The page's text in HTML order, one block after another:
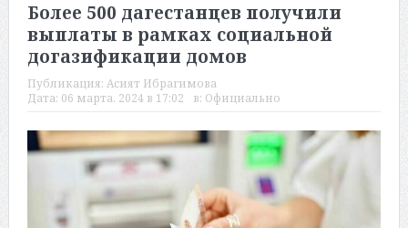
Более 500 дагестанцев получили
выплаты в рамках социальной
догазификации домов
Публикация: Асият Ибрагимова
Дата: 06 марта, 2024 в 17:02 в: Официально